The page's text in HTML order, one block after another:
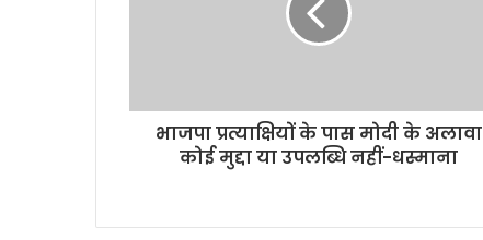
भाजपा प्रत्याक्षियों के पास मोदी के अलावा
कोई मुद्दा या उपलब्धि नहीं-धस्माना